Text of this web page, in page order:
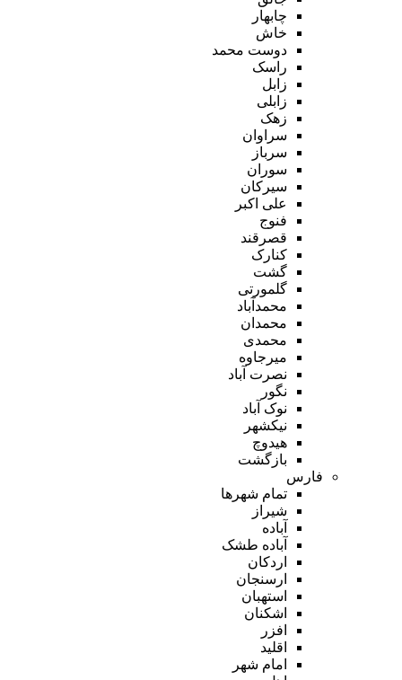
چابهار
خاش
دوست محمد
راسک
زابل
زابلی
زهک
سراوان
سرباز
سوران
سیرکان
علی اکبر
فنوج
قصرقند
کنارک
گشت
گلمورتی
محمدآباد
محمدان
محمدی
میرجاوه
نصرت آباد
نگور
نوک آباد
نیکشهر
هیدوچ
بازگشت
فارس
تمام شهر‌ها
شیراز
آباده
آباده طشک
اردکان
ارسنجان
استهبان
اشکنان
افزر
اقلید
امام شهر